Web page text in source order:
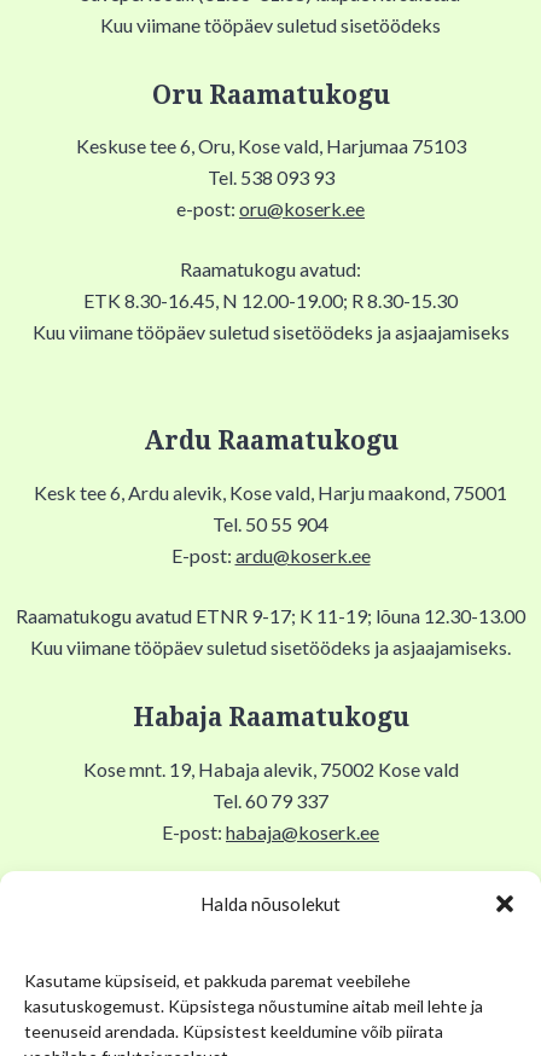
Halda nõusolekut
Kasutame küpsiseid, et pakkuda paremat veebilehe
kasutuskogemust. Küpsistega nõustumine aitab meil lehte ja
teenuseid arendada. Küpsistest keeldumine võib piirata
Kuu viimane tööpäev suletud sisetöödeks
Oru Raamatukogu
Keskuse tee 6, Oru, Kose vald, Harjumaa 75103
Tel. 538 093 93
e-post: oru@koserk.ee
Raamatukogu avatud:
ETK 8.30-16.45, N 12.00-19.00; R 8.30-15.30
Kuu viimane tööpäev suletud sisetöödeks ja asjaajamiseks
Ardu Raamatukogu
Kesk tee 6, Ardu alevik, Kose vald, Harju maakond, 75001
Tel. 50 55 904
E-post: ardu@koserk.ee
Raamatukogu avatud ETNR 9-17; K 11-19; lõuna 12.30-13.00
Kuu viimane tööpäev suletud sisetöödeks ja asjaajamiseks.
Habaja Raamatukogu
Kose mnt. 19, Habaja alevik, 75002 Kose vald
Tel. 60 79 337
E-post: habaja@koserk.ee
Raamatukogu avatud N,R 9-17, T 11-19, Lõuna 12-12.30,
Kuu viimane tööpäev suletud sisetöödeks ja asjaajamiseks.